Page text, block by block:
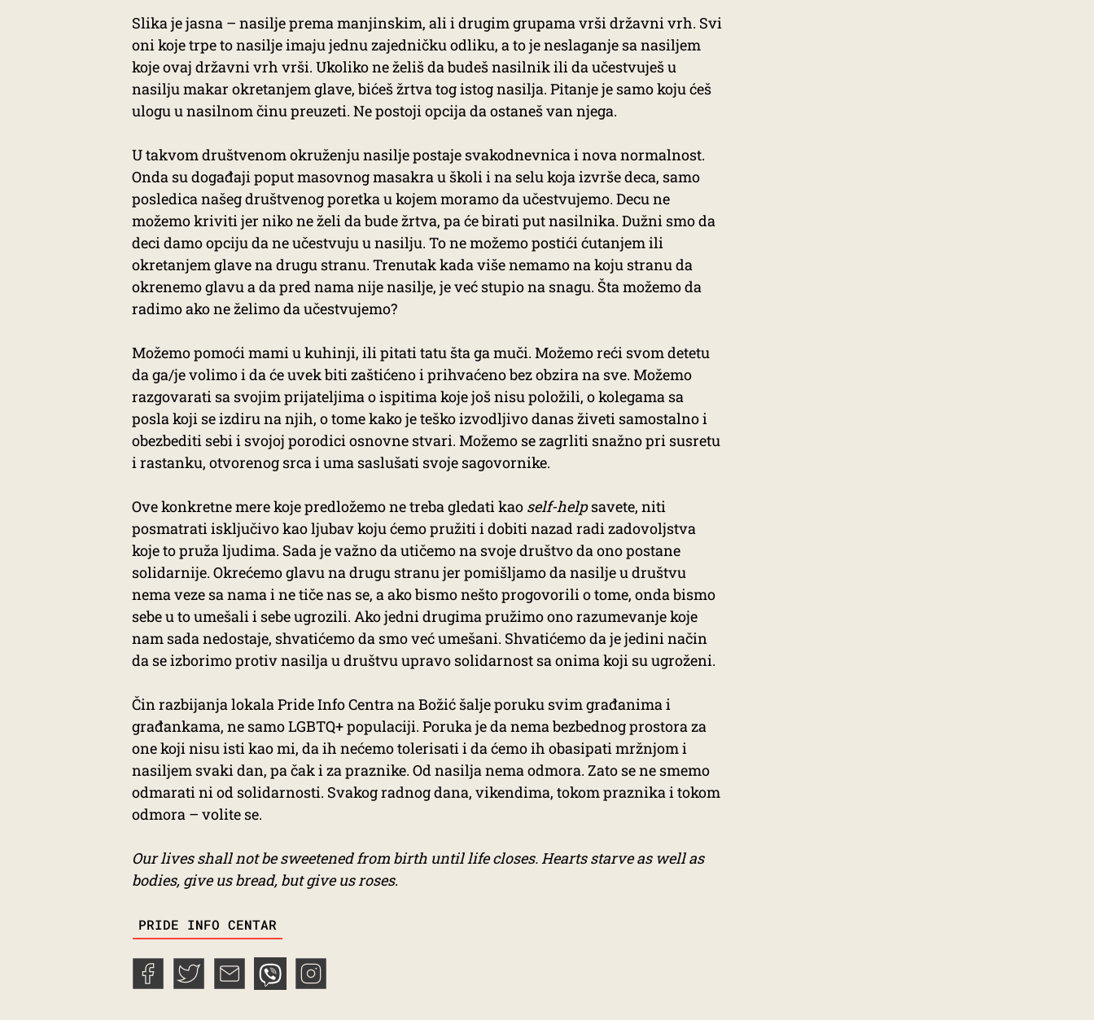
Slika je jasna – nasilje prema manjinskim, ali i drugim grupama vrši državni vrh. Svi
oni koje trpe to nasilje imaju jednu zajedničku odliku, a to je neslaganje sa nasiljem
koje ovaj državni vrh vrši. Ukoliko ne želiš da budeš nasilnik ili da učestvuješ u
nasilju makar okretanjem glave, bićeš žrtva tog istog nasilja. Pitanje je samo koju ćeš
ulogu u nasilnom činu preuzeti. Ne postoji opcija da ostaneš van njega.
U takvom društvenom okruženju nasilje postaje svakodnevnica i nova normalnost.
Onda su događaji poput masovnog masakra u školi i na selu koja izvrše deca, samo
posledica našeg društvenog poretka u kojem moramo da učestvujemo. Decu ne
možemo kriviti jer niko ne želi da bude žrtva, pa će birati put nasilnika. Dužni smo da
deci damo opciju da ne učestvuju u nasilju. To ne možemo postići ćutanjem ili
okretanjem glave na drugu stranu. Trenutak kada više nemamo na koju stranu da
okrenemo glavu a da pred nama nije nasilje, je već stupio na snagu. Šta možemo da
radimo ako ne želimo da učestvujemo?
Možemo pomoći mami u kuhinji, ili pitati tatu šta ga muči. Možemo reći svom detetu
da ga/je volimo i da će uvek biti zaštićeno i prihvaćeno bez obzira na sve. Možemo
razgovarati sa svojim prijateljima o ispitima koje još nisu položili, o kolegama sa
posla koji se izdiru na njih, o tome kako je teško izvodljivo danas živeti samostalno i
obezbediti sebi i svojoj porodici osnovne stvari. Možemo se zagrliti snažno pri susretu
i rastanku, otvorenog srca i uma saslušati svoje sagovornike.
Ove konkretne mere koje predložemo ne treba gledati kao self-helpsavete, niti
posmatrati isključivo kao ljubav koju ćemo pružiti i dobiti nazad radi zadovoljstva
koje to pruža ljudima. Sada je važno da utičemo na svoje društvo da ono postane
solidarnije. Okrećemo glavu na drugu stranu jer pomišljamo da nasilje u društvu
nema veze sa nama i ne tiče nas se, a ako bismo nešto progovorili o tome, onda bismo
sebe u to umešali i sebe ugrozili. Ako jedni drugima pružimo ono razumevanje koje
nam sada nedostaje, shvatićemo da smo već umešani. Shvatićemo da je jedini način
da se izborimo protiv nasilja u društvu upravo solidarnost sa onima koji su ugroženi.
Čin razbijanja lokala Pride Info Centra na Božić šalje poruku svim građanima i
građankama, ne samo LGBTQ+ populaciji. Poruka je da nema bezbednog prostora za
one koji nisu isti kao mi, da ih nećemo tolerisati i da ćemo ih obasipati mržnjom i
nasiljem svaki dan, pa čak i za praznike. Od nasilja nema odmora. Zato se ne smemo
odmarati ni od solidarnosti. Svakog radnog dana, vikendima, tokom praznika i tokom
odmora – volite se.
Our lives shall not be sweetened from birth until life closes. Hearts starve as well as
bodies, give us bread, but give us roses.
PRIDE INFO CENTAR